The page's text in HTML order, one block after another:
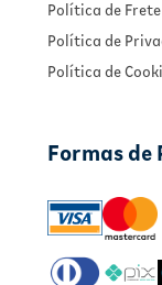
Política de Frete
Política de
Política de
Formas de